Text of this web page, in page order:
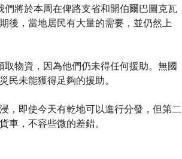
將於本周在俾路支省和開伯爾巴圖克瓦
後，當地居民有大量的需要，並仍然上
物資，因為他們仍未得任何援助。無國
未能獲得足夠的援助。
，即使今天有乾地可以進行分發，但第二
，不容些微的差錯。